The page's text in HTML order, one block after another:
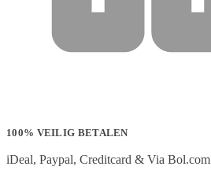
100% VEILIG BETALEN
iDeal, Paypal, Creditcard & Via Bol.com